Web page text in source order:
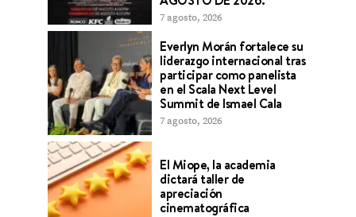
7 agosto, 2026
Everlyn Morán fortalece su
liderazgo internacional tras
participar como panelista
en el Scala Next Level
Summit de Ismael Cala
7 agosto, 2026
El Miope, la academia
dictará taller de
apreciación
cinematográfica